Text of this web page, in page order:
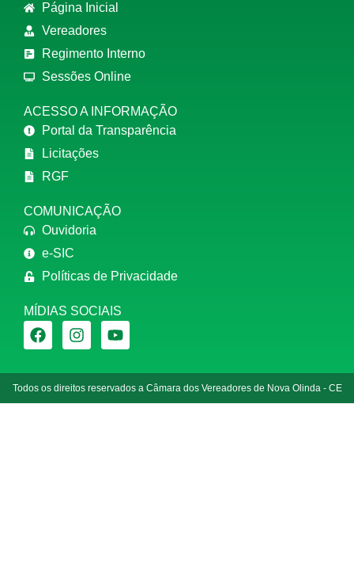
Página Inicial
Vereadores
Regimento Interno
Sessões Online
ACESSO A INFORMAÇÃO
Portal da Transparência
Licitações
RGF
COMUNICAÇÃO
Ouvidoria
e-SIC
Políticas de Privacidade
MÍDIAS SOCIAIS
Todos os direitos reservados a Câmara dos Vereadores de Nova Olinda - CE